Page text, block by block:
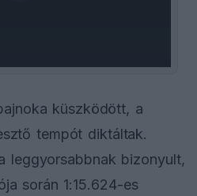
küszködött, a
tempót diktáltak.
leggyorsabbnak bizonyult,
során 1:15.624-es